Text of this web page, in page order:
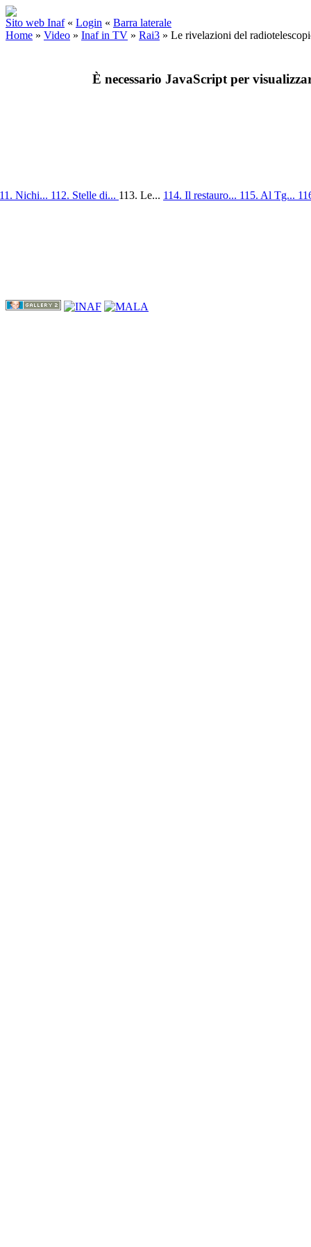
Sito web Inaf « Login « Barra laterale
Home » Video » Inaf in TV » Rai3 » Le rivelazioni del
È necessario JavaScript per
Nichi... 112. Stelle di... 113. Le... 114. Il restauro... 115. Al Tg...